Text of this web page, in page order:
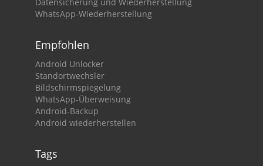
WhatsApp-Wiederherstellung
Empfohlen
Android Unlocker
Standortwechsler
Bildschirmspiegelung
WhatsApp-Überweisung
Android-Backup
Android wiederherstellen
Tags